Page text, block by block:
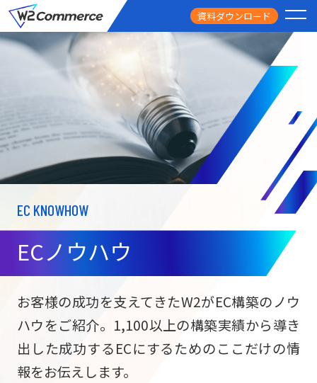
資料ダウンロード
サービス
ECサイト構築
サブスク/定期通販
ECサイト構築
PRICE
料金
FEATURE
導入事例
USEFUL
お役立ち情報
NEWS
ニュース
EC KNOWHOW
ECノウハウ
お客様の成功を支えてきたW2がEC構築のノウ
ハウをご紹介。1,100以上の構築実績から導き
出した成功するECにするためのここだけの情
報をお伝えします。